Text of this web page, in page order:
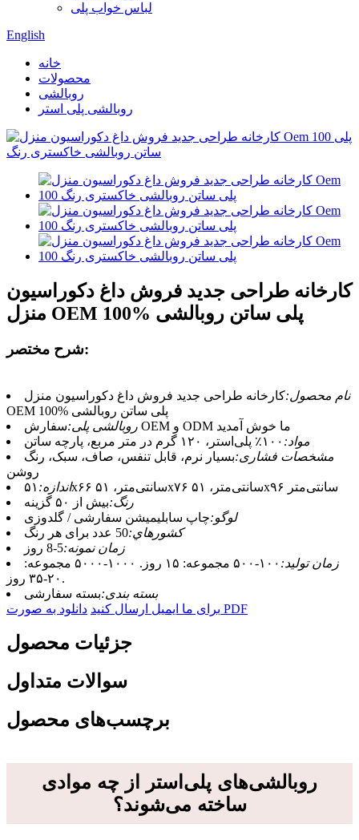
لباس خواب پلی
English
خانه
محصولات
روبالشی
روبالشی پلی استر
کارخانه طراحی جدید فروش داغ دکوراسیون
منزل OEM 100% پلی ساتن روبالشی
شرح مختصر:
نام محصول:کارخانه طراحی جدید فروش داغ دکوراسیون منزل
OEM 100% پلی ساتن روبالشی
روبالشی پلی:
سفارش OEM و ODM ما خوش آمدید
مواد: ۱۰۰٪ پلی‌استر، ۱۲۰ گرم در متر مربع، پارچه ساتن
مشخصات فشاری:بسیار نرم، قابل تنفس، صاف، سبک، رنگ
روشن
اندازه:
۵۱x۶۶ سانتی‌متر، ۵۱x۷۶ سانتی‌متر، ۵۱x۹۶ سانتی‌متر
رنگ:بیش از ۵۰ گزینه
لوگو:چاپ سابلیمیشن سفارشی / گلدوزی
کشورهاي:50 عدد برای هر رنگ
زمان نمونه:5-8 روز
زمان تولید:
۱۰۰-۵۰۰ مجموعه: ۱۵ روز. ۱۰۰۰-۵۰۰۰ مجموعه:
۲۰-۳۵ روز.
بسته بندی:بسته سفارشی
برای ما ایمیل ارسال کنید دانلود به صورت PDF
جزئیات محصول
سوالات متداول
برچسب‌های محصول
روبالشی‌های پلی‌استر از چه موادی
ساخته می‌شوند؟